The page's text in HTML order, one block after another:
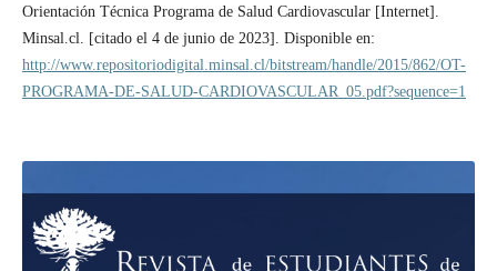
Orientación Técnica Programa de Salud Cardiovascular [Internet].
Minsal.cl. [citado el 4 de junio de 2023]. Disponible en:
http://www.repositoriodigital.minsal.cl/bitstream/handle/2015/862/OT-
PROGRAMA-DE-SALUD-CARDIOVASCULAR_05.pdf?sequence=1